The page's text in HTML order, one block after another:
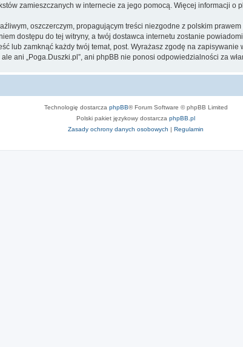
zamieszczanych w internecie za jego pomocą. Więcej informacji o
oszczerczym, propagującym treści niezgodne z polskim
dostępu do tej witryny, a twój dostawca internetu zostanie
lub zamknąć każdy twój temat, post. Wyrażasz zgodę na
ani „Poga.Duszki.pl”, ani phpBB nie ponosi odpowiedzialności za
Technologię dostarcza phpBB® Forum Software © phpBB Limited
Polski pakiet językowy dostarcza phpBB.pl
Zasady ochrony danych osobowych | Regulamin